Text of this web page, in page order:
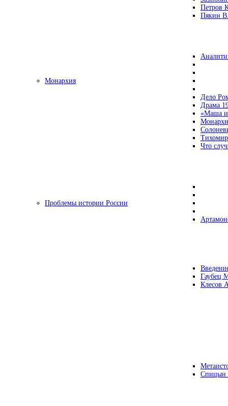
Петров
Пякин
Монархия
Дело
Драма
«Маша и
Что
Проблемы истории России
Гаубец
Клесов